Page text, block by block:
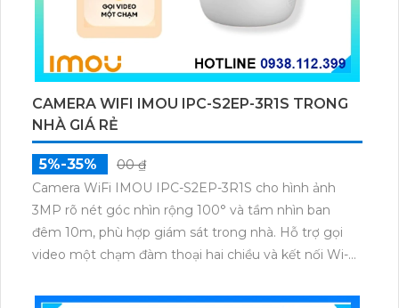
CAMERA WIFI IMOU IPC-S2EP-3R1S TRONG
NHÀ GIÁ RẺ
5%-35%
00 ₫
Camera WiFi IMOU IPC-S2EP-3R1S cho hình ảnh
3MP rõ nét góc nhìn rộng 100° và tầm nhìn ban
đêm 10m, phù hợp giám sát trong nhà. Hỗ trợ gọi
video một chạm đàm thoại hai chiều và kết nối Wi-Fi
microSD tối đa 256GB hoặc lưu đám mây dễ lắp đặt